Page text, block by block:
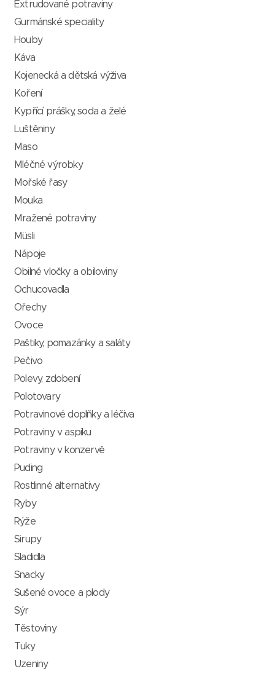
Extrudované potraviny
Gurmánské speciality
Houby
Káva
Kojenecká a dětská výživa
Koření
Kypřící prášky, soda a želé
Luštěniny
Maso
Mléčné výrobky
Mořské řasy
Mouka
Mražené potraviny
Müsli
Nápoje
Obilné vločky a obiloviny
Ochucovadla
Ořechy
Ovoce
Paštiky, pomazánky a saláty
Pečivo
Polevy, zdobení
Polotovary
Potravinové doplňky a léčiva
Potraviny v aspiku
Potraviny v konzervě
Puding
Rostlinné alternativy
Ryby
Rýže
Sirupy
Sladidla
Snacky
Sušené ovoce a plody
Sýr
Těstoviny
Tuky
Uzeniny